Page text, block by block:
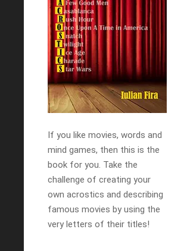
If you like movies, words and
mind games, then this is the
book for you. Take the
challenge of creating your
own acrostics and describing
famous movies by using the
very letters of their titles!